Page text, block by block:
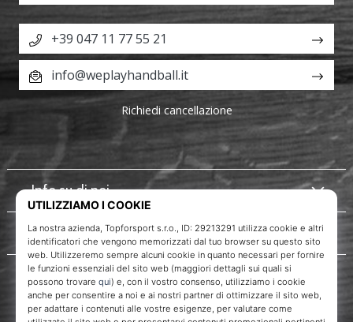
Info su di noi
Servizio clienti
+39 047 11 77 55 21
info@weplayhandball.it
Richiedi cancellazione